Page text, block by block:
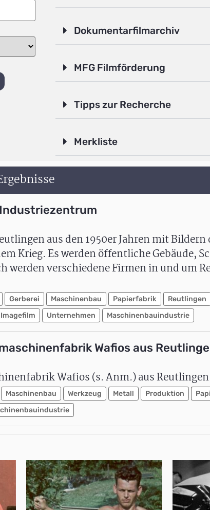
Dokumentarfilmarchiv
MFG Filmförderung
Tipps zur Recherche
Merkliste
aus den 1950er Jahren mit Bildern
Krieg. Es werden öffentliche Gebäude,
werden verschiedene Firmen in und um
Gerberei Maschinenbau Papierfabrik Reutlingen
Imagefilm Unternehmen Maschinenbauindustrie
Wafios aus
Wafios (s. Anm.) aus
Maschinenbau Werkzeug Metall Produktion